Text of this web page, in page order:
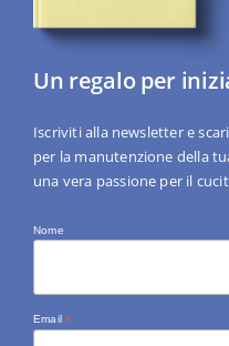
Un regalo per
Iscriviti alla newsletter e
per la manutenzione della
una vera passione per il
Nome
Email*